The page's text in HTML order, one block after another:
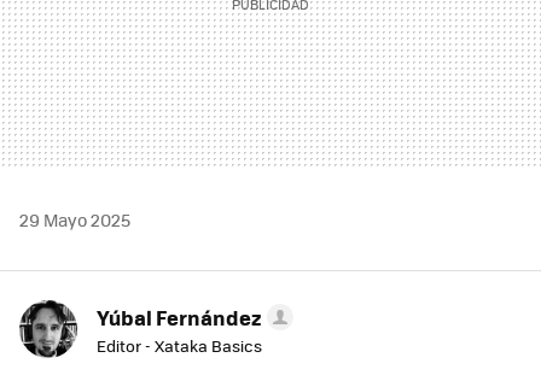
29 Mayo 2025
Yúbal Fernández
Editor - Xataka Basics